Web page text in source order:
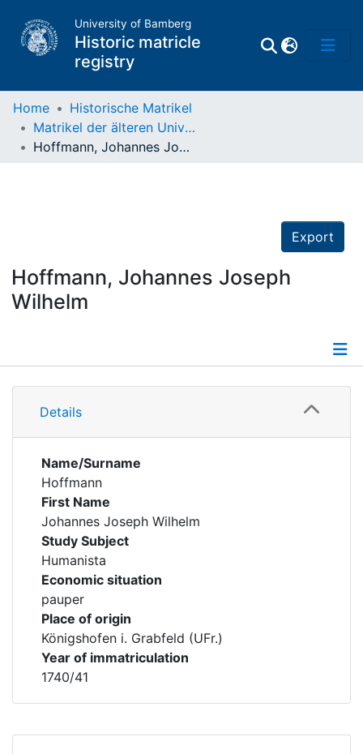
University of Bamberg
Historic matricle
registry
Matrikel
Home
Historische Matrikel
Matrikel der älteren Universität
Hoffmann, Johannes Joseph Wilhelm
Export
Hoffmann, Johannes Joseph
Wilhelm
Details
Details
Name/Surname
Hoffmann
First Name
Johannes Joseph Wilhelm
Study Subject
Humanista
Economic situation
pauper
Place of origin
Königshofen i. Grabfeld (UFr.)
Year of immatriculation
1740/41